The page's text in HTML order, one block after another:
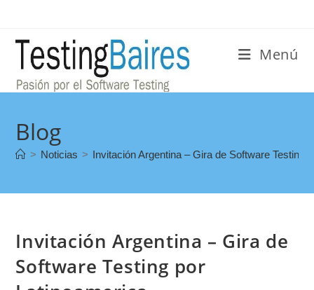
Menú
Blog
> Noticias > Invitación Argentina – Gira de Software Testing
Invitación Argentina – Gira de
Software Testing por